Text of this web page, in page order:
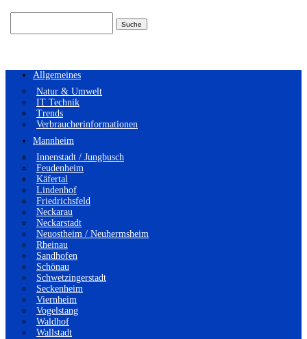
Allgemeines
Natur & Umwelt
IT Technik
Trends
Verbraucherinformationen
Mannheim
Innenstadt / Jungbusch
Feudenheim
Käfertal
Lindenhof
Friedrichsfeld
Neckarau
Neckarstadt
Neuostheim / Neuhermsheim
Rheinau
Sandhofen
Schönau
Schwetzingerstadt
Seckenheim
Viernheim
Vogelstang
Waldhof
Wallstadt